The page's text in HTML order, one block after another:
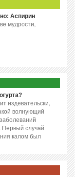
Аспирин
мудрости,
издевательски,
волнующий
Первый случай
калом был